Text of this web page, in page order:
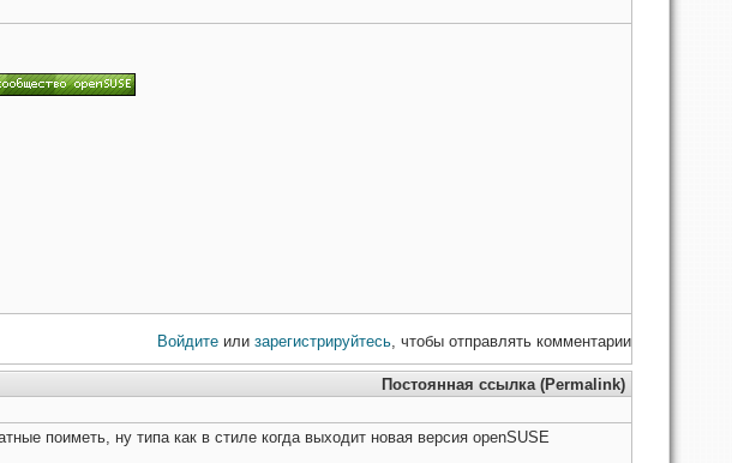
Войдите или зарегистрируйтесь, чтобы отправлять комментарии
Постоянная ссылка (Permalink)
поиметь, ну типа как в стиле когда выходит новая версия openSUSE